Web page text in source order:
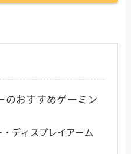
のおすすめゲーミン
ディスプレイアーム